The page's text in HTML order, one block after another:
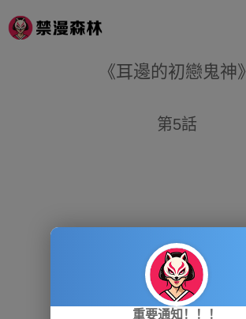
《耳邊的初戀鬼神》
第5話
重要通知！！！